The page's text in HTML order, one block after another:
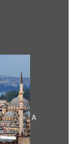
A